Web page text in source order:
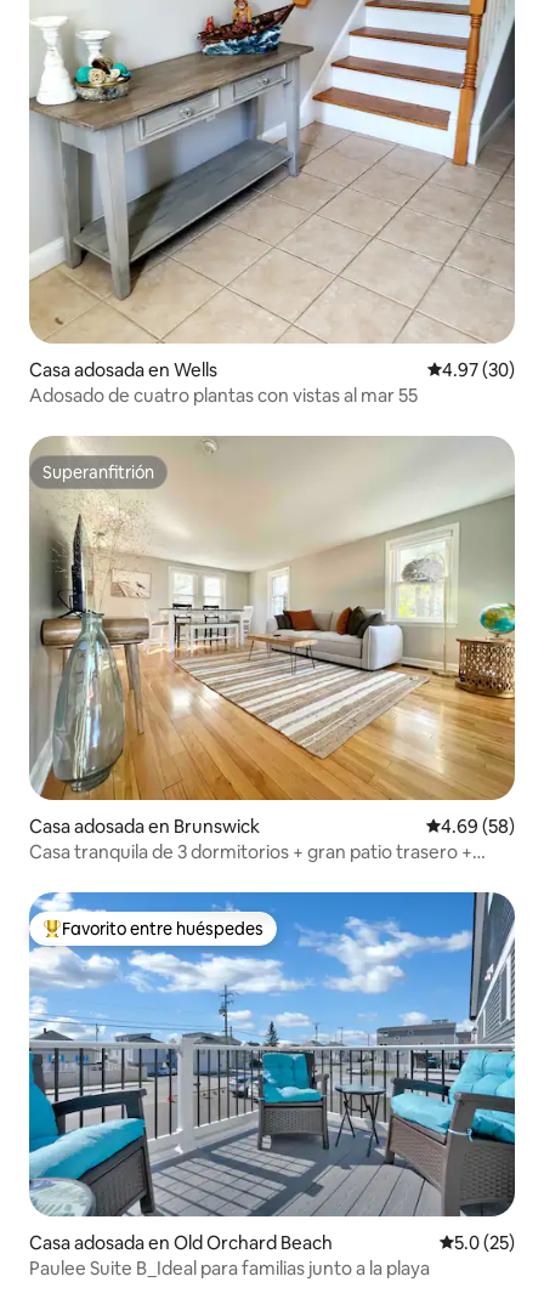
Casa adosada en Wells Calificación
4.97 (30)
Adosado de cuatro plantas con vistas al mar 55
Superanfitrión
Superanfitrión
Casa adosada en Brunswick Calificación
4.69 (58)
Casa tranquila de 3 dormitorios + gran patio trasero +
Favorito entre huéspedes preferido
Favorito entre huéspedes
Casa adosada en Old Orchard Beach Calificación
5.0 (25)
Paulee Suite B_Ideal para familias junto a la playa